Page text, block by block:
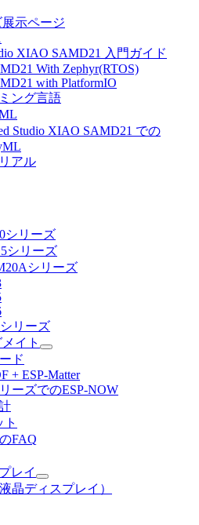
示ページ
XIAO SAMD21 入門ガイド
With Zephyr(RTOS)
with PlatformIO
ング言語
Studio XIAO SAMD21 での
アル
シリーズ
シリーズ
シリーズ
リーズ
イト
ド
+ ESP-Matter
ーズでのESP-NOW
FAQ
レイ
晶ディスプレイ）